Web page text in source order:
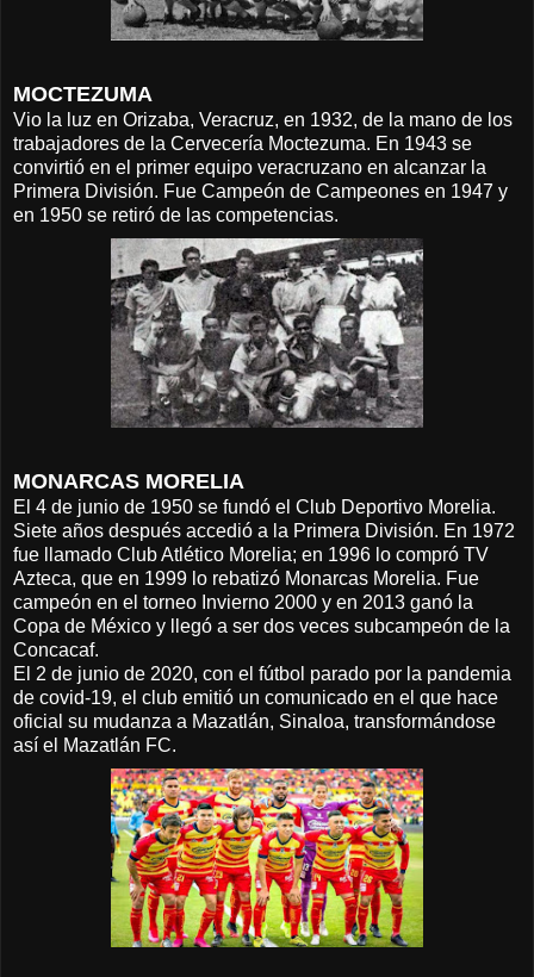
MOCTEZUMA
Vio la luz en Orizaba, Veracruz, en 1932, de la mano de los
trabajadores de la Cervecería Moctezuma. En 1943 se
convirtió en el primer equipo veracruzano en alcanzar la
Primera División. Fue Campeón de Campeones en 1947 y
en 1950 se retiró de las competencias.
MONARCAS MORELIA
El 4 de junio de 1950 se fundó el Club Deportivo Morelia.
Siete años después accedió a la Primera División. En 1972
fue llamado Club Atlético Morelia; en 1996 lo compró TV
Azteca, que en 1999 lo rebatizó Monarcas Morelia. Fue
campeón en el torneo Invierno 2000 y en 2013 ganó la
Copa de México y llegó a ser dos veces subcampeón de la
Concacaf.
El 2 de junio de 2020, con el fútbol parado por la pandemia
de covid-19, el club emitió un comunicado en el que hace
oficial su mudanza a Mazatlán, Sinaloa, transformándose
así el Mazatlán FC.